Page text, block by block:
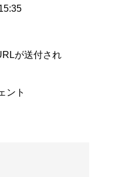
が送付され
ント